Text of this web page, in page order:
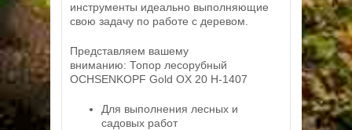
инструменты идеально выполняющие
свою задачу по работе с деревом.
Представляем вашему
вниманию: Топор лесорубный
OCHSENKOPF Gold OX 20 H-1407
Для выполнения лесных и
садовых работ